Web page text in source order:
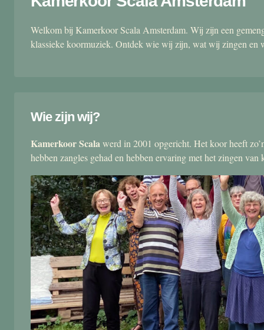
Welkom bij Kamerkoor Scala Amsterdam. Wij zijn een
klassieke koormuziek. Ontdek wie wij zijn, wat wij zingen en
Wie zijn wij?
Kamerkoor Scalawerd in 2001 opgericht. Het koor heeft
hebben zangles gehad en hebben ervaring met het zingen van